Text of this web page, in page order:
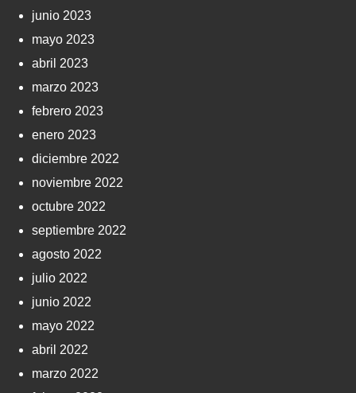
junio 2023
mayo 2023
abril 2023
marzo 2023
febrero 2023
enero 2023
diciembre 2022
noviembre 2022
octubre 2022
septiembre 2022
agosto 2022
julio 2022
junio 2022
mayo 2022
abril 2022
marzo 2022